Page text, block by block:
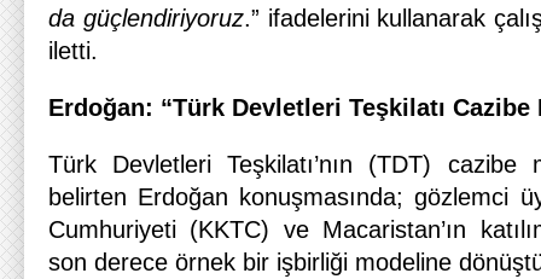
da güçlendiriyoruz.” ifadelerini kullanarak
iletti.
Erdoğan: “Türk Devletleri Teşkilatı
Türk Devletleri Teşkilatı’nın (TDT) cazibe
belirten Erdoğan konuşmasında; gözlemci
Cumhuriyeti (KKTC) ve Macaristan’ın
son derece örnek bir işbirliği modeline